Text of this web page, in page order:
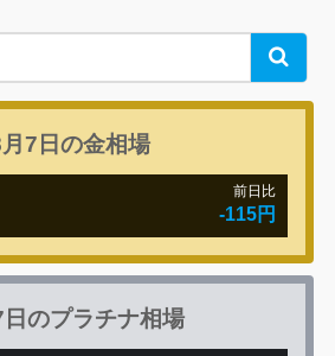
Search
7日の金相場
前日比
-115円
のプラチナ相場